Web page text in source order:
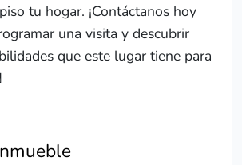
tu hogar. ¡Contáctanos hoy
una visita y descubrir
que este lugar tiene para